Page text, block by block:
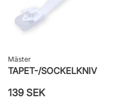
Mäster
TAPET-/SOCKELKNIV
139 SEK